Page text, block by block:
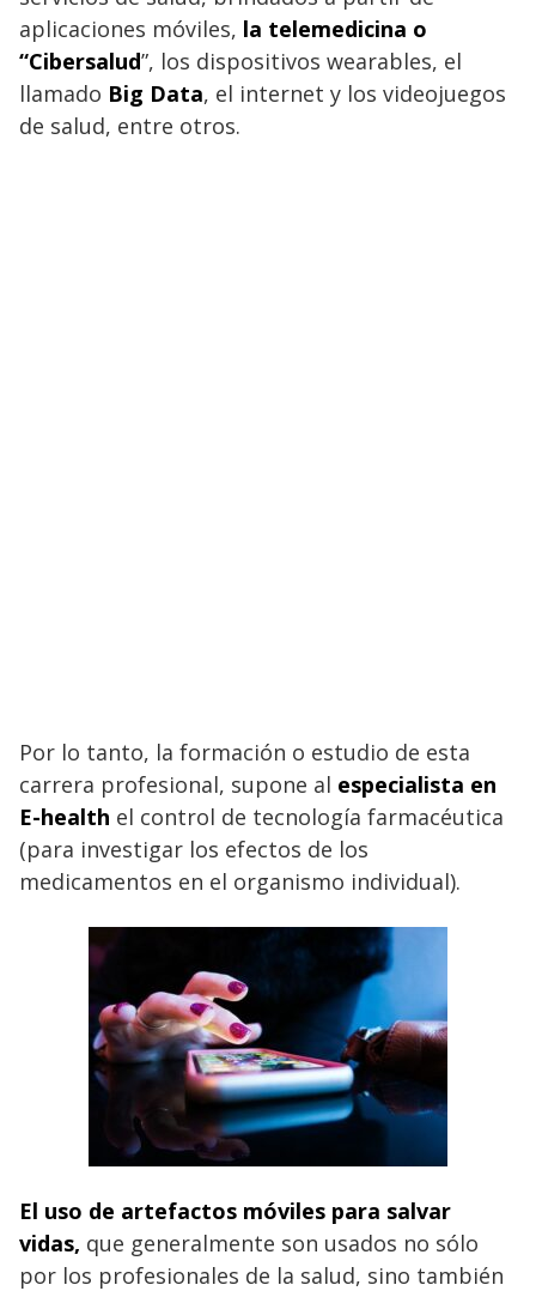
aplicaciones móviles, la telemedicina o
“Cibersalud”, los dispositivos wearables, el
llamado Big Data, el internet y los videojuegos
de salud, entre otros.
Por lo tanto, la formación o estudio de esta
carrera profesional, supone al especialista en
E-health el control de tecnología farmacéutica
(para investigar los efectos de los
medicamentos en el organismo individual).
El uso de artefactos móviles para salvar
vidas, que generalmente son usados no sólo
por los profesionales de la salud, sino también